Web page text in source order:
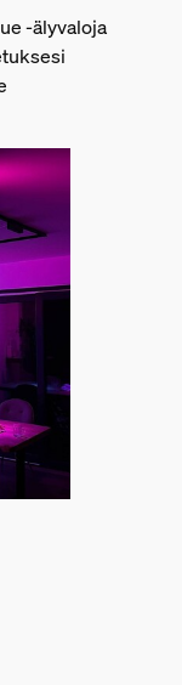
-älyvaloja